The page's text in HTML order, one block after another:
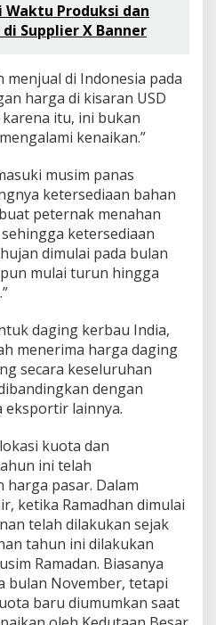
Waktu Produksi dan
Supplier X Banner
menjual di Indonesia pada
harga di kisaran USD
karena itu, ini bukan
kenaikan.”
musim panas
ketersediaan bahan
peternak menahan
ketersediaan
dimulai pada bulan
mulai turun hingga
daging kerbau India,
menerima harga daging
secara keseluruhan
dengan
eksportir lainnya.
kuota dan
ini telah
harga pasar. Dalam
ketika Ramadhan dimulai
telah dilakukan sejak
tahun ini dilakukan
Ramadan. Biasanya
bulan November, tetapi
baru diumumkan saat